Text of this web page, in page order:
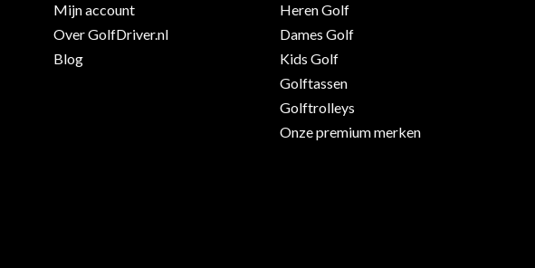
Mijn account
Over GolfDriver.nl
Blog
Heren Golf
Dames Golf
Kids Golf
Golftassen
Golftrolleys
Onze premium merken